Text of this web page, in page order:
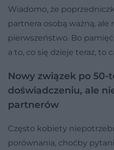
Wiadomo, że
partnera osobą ważną, ale
pierwszeństwo. Bo
a to, co się dzieje teraz, to
Nowy związek po 50-
doświadczeniu, ale
partnerów
Często kobiety
porównania, choćby